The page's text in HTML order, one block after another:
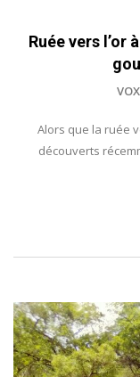
Ruée vers l’or
Alors que la ruée
découverts